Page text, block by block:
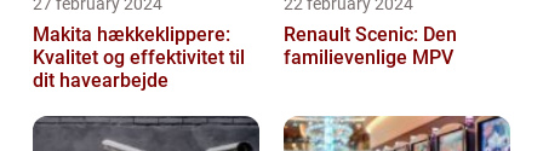
Makita hækkeklippere:
Kvalitet og effektivitet til
dit havearbejde
Renault Scenic: Den
familievenlige MPV